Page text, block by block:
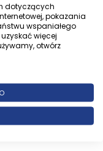
dotyczących
pokazania
wspaniałego
więcej
otwórz